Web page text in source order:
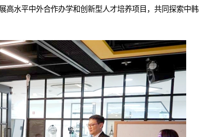
高水平中外合作办学和创新型人才培养项目，共同探索中韩